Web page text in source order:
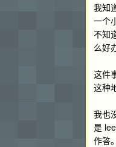
我知
一个
不知
么好
这件
这种
我也
是
作答。